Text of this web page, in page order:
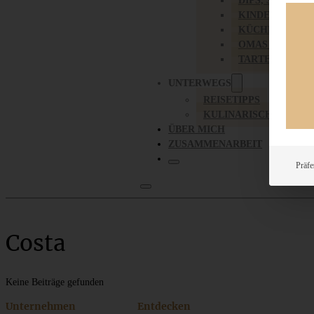
UNTERWEGS
REISETIPPS
KULINARISCH
ÜBER MICH
ZUSAMMENARBEIT
Costa
Keine Beiträge gefunden
Unternehmen Entdecken